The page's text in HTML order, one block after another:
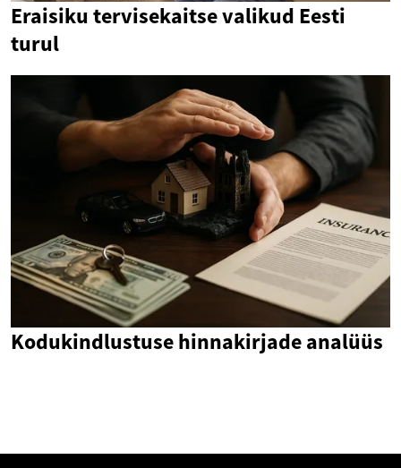
Eraisiku tervisekaitse valikud Eesti
turul
Kodukindlustuse hinnakirjade analüüs